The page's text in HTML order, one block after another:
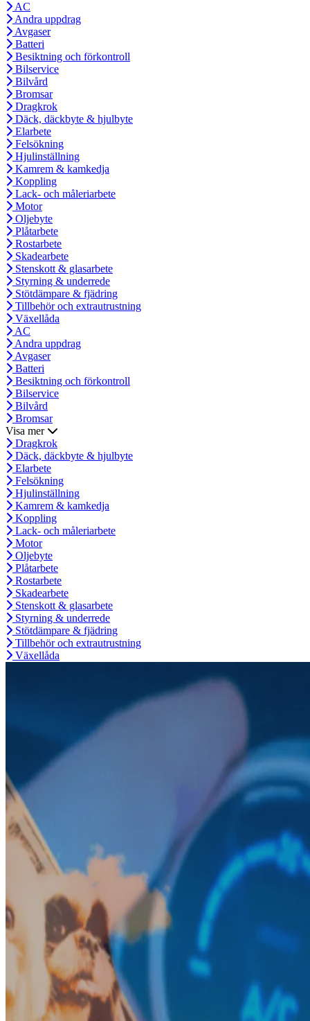
AC
Andra uppdrag
Avgaser
Batteri
Besiktning och förkontroll
Bilservice
Bilvård
Bromsar
Dragkrok
Däck, däckbyte & hjulbyte
Elarbete
Felsökning
Hjulinställning
Kamrem & kamkedja
Koppling
Lack- och måleriarbete
Motor
Oljebyte
Plåtarbete
Rostarbete
Skadearbete
Stenskott & glasarbete
Styrning & underrede
Stötdämpare & fjädring
Tillbehör och extrautrustning
Växellåda
AC
Andra uppdrag
Avgaser
Batteri
Besiktning och förkontroll
Bilservice
Bilvård
Bromsar
Visa mer
Dragkrok
Däck, däckbyte & hjulbyte
Elarbete
Felsökning
Hjulinställning
Kamrem & kamkedja
Koppling
Lack- och måleriarbete
Motor
Oljebyte
Plåtarbete
Rostarbete
Skadearbete
Stenskott & glasarbete
Styrning & underrede
Stötdämpare & fjädring
Tillbehör och extrautrustning
Växellåda